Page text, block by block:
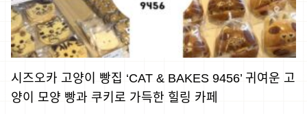
시즈오카 고양이 빵집 ‘CAT & BAKES 9456’ 귀여운 고
양이 모양 빵과 쿠키로 가득한 힐링 카페